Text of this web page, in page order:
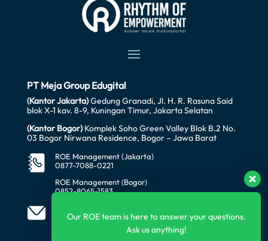
PT Meja Group Edugital
(Kantor Jakarta)Gedung Granadi, Jl. H. R. Rasuna Said
blok X-1 kav. 8-9, Kuningan Timur, Jakarta Selatan
(Kantor Bogor)Komplek Soho Green Valley Blok B.2 No.
03 Bogor Nirwana Residence, Bogor – Jawa Barat
ROE Management (Jakarta)
0877-7088-0221
ROE Management (Bogor)
0852-8065-1583
manager@roeindonesia.co.id
Our ROE team is here to answer your questions.
Ask us anything!